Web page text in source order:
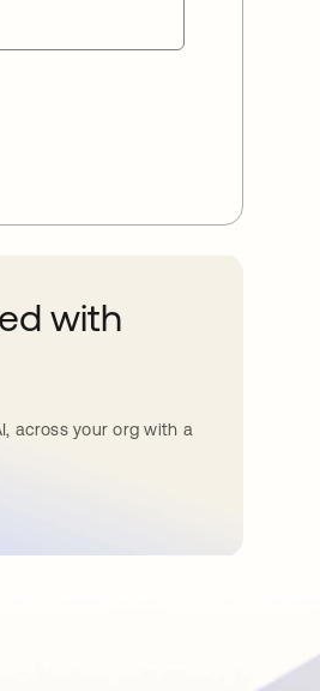
with
across your org with a
nueva